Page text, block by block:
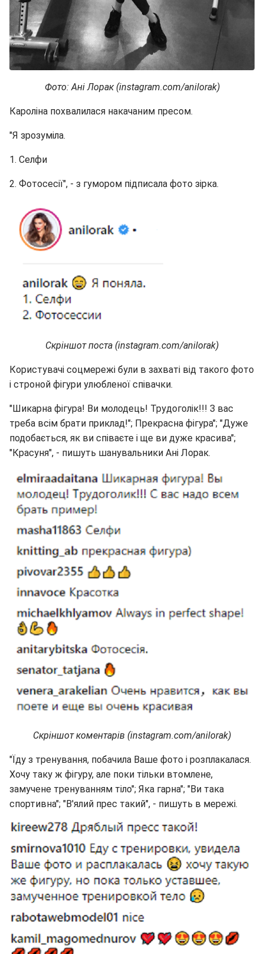
Фото: Ані Лорак (instagram.com/anilorak)
Кароліна похвалилася накачаним пресом.
"Я зрозуміла.
1. Селфи
2. Фотосесії", - з гумором підписала фото зірка.
Скріншот поста (instagram.com/anilorak)
Користувачі соцмережі були в захваті від такого фото
і строной фігури улюбленої співачки.
"Шикарна фігура! Ви молодець! Трудоголік!!! З вас
треба всім брати приклад!"; Прекрасна фігура"; "Дуже
подобається, як ви співаєте і ще ви дуже красива";
"Красуня", - пишуть шанувальники Ані Лорак.
Скріншот коментарів (instagram.com/anilorak)
"Їду з тренування, побачила Ваше фото і розплакалася.
Хочу таку ж фігуру, але поки тільки втомлене,
замучене тренуванням тіло"; Яка гарна"; "Ви така
спортивна"; "В'ялий прес такий", - пишуть в мережі.